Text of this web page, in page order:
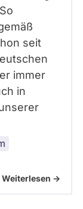
seit
immer
in
Weiterlesen ->